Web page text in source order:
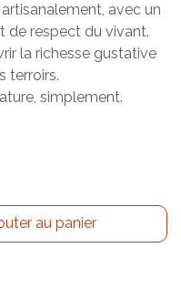
avec un
de respect du vivant.
la richesse gustative
terroirs.
simplement.
au panier